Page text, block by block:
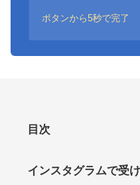
ボタンから5秒で完了
目次
インスタグラムで受